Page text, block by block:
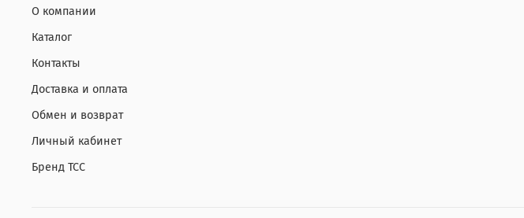
О компании
Каталог
Контакты
Доставка и оплата
Обмен и возврат
Личный кабинет
Бренд ТСС